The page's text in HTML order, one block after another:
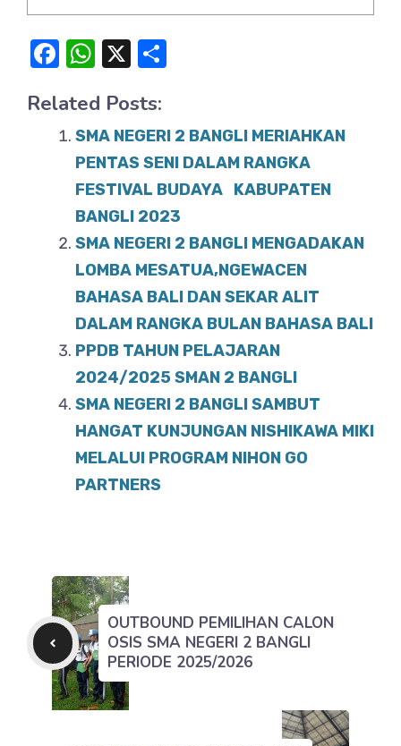
F
c
e
k
W
at
s
A
p
p
X
e
Related Posts:
SMA NEGERI 2 BANGLI MERIAHKAN
PENTAS SENI DALAM RANGKA
FESTIVAL BUDAYA KABUPATEN
BANGLI 2023
SMA NEGERI 2 BANGLI MENGADAKAN
LOMBA MESATUA,NGEWACEN
BAHASA BALI DAN SEKAR ALIT
DALAM RANGKA BULAN BAHASA BALI
PPDB TAHUN PELAJARAN
2024/2025 SMAN 2 BANGLI
SMA NEGERI 2 BANGLI SAMBUT
HANGAT KUNJUNGAN NISHIKAWA MIKI
MELALUI PROGRAM NIHON GO
PARTNERS
OUTBOUND PEMILIHAN CALON
OSIS SMA NEGERI 2 BANGLI
PERIODE 2025/2026